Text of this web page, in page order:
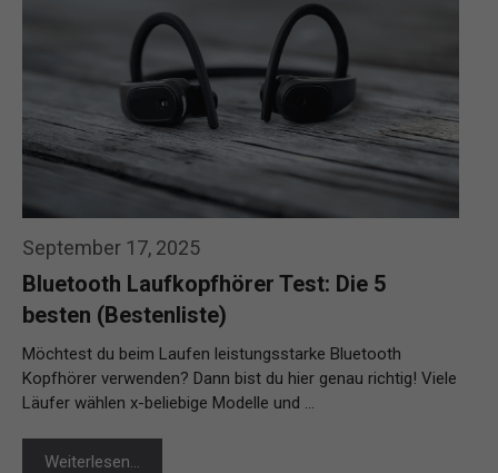
September 17, 2025
Bluetooth Laufkopfhörer Test: Die 5
besten (Bestenliste)
Möchtest du beim Laufen leistungsstarke Bluetooth
Kopfhörer verwenden? Dann bist du hier genau richtig! Viele
Läufer wählen x-beliebige Modelle und …
Weiterlesen…